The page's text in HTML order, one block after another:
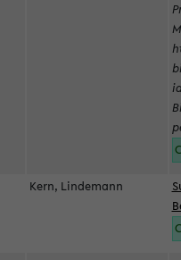
Kern, Lindemann